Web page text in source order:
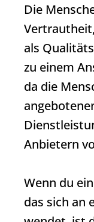
Die
als
zu einem
da die
Anbietern
Wenn du
das sich an